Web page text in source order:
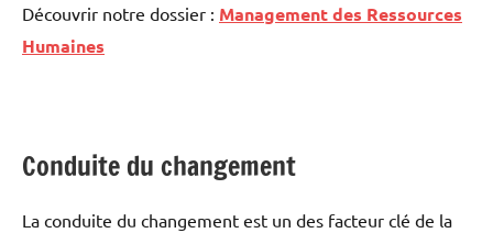
Découvrir notre dossier : Management des Ressources
Humaines
Conduite du changement
La conduite du changement est un des facteur clé de la